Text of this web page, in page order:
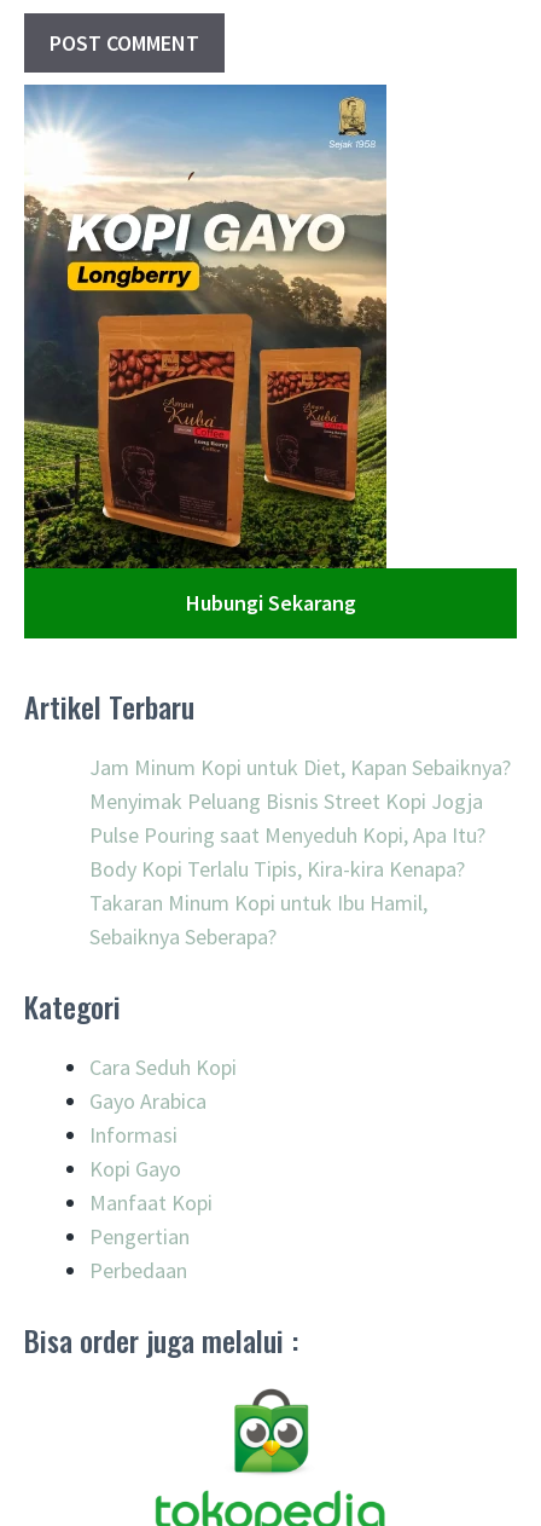
Hubungi Sekarang
Artikel Terbaru
Jam Minum Kopi untuk Diet, Kapan Sebaiknya?
Menyimak Peluang Bisnis Street Kopi Jogja
Pulse Pouring saat Menyeduh Kopi, Apa Itu?
Body Kopi Terlalu Tipis, Kira-kira Kenapa?
Takaran Minum Kopi untuk Ibu Hamil,
Sebaiknya Seberapa?
Kategori
Cara Seduh Kopi
Gayo Arabica
Informasi
Kopi Gayo
Manfaat Kopi
Pengertian
Perbedaan
Bisa order juga melalui :